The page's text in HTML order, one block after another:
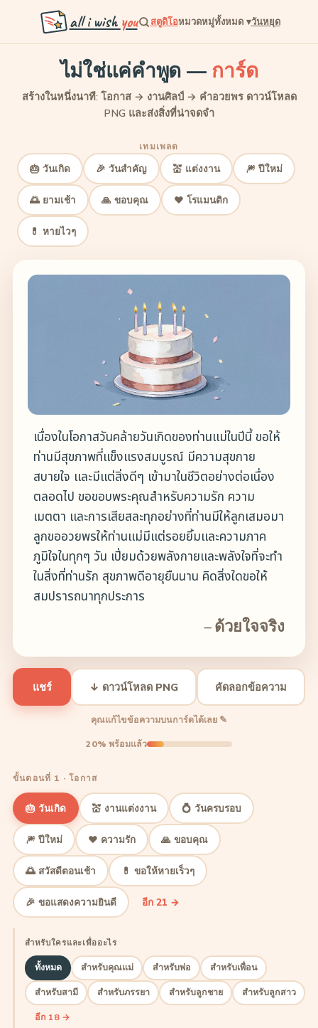
all i wish you สตูดิโอหมวดหมู่ทั้งหมด ▾วันหยุด
ไม่ใช่แค่คำพูด — การ์ด
สร้างในหนึ่งนาที: โอกาส → งานศิลป์ → คำอวยพร ดาวน์โหลด
PNG และส่งสิ่งที่น่าจดจำ
เทมเพลต
🎂 วันเกิด 🎉 วันสำคัญ 💒 แต่งงาน 🎆 ปีใหม่
🌅 ยามเช้า 🙏 ขอบคุณ ❤️ โรแมนติก
💊 หายไวๆ
ขั้นตอนที่ 3 · คำอวยพร
— ด้วยใจจริง
แชร์ ↓ ดาวน์โหลด PNG คัดลอกข้อความ
คุณแก้ไขข้อความบนการ์ดได้เลย ✎
20% พร้อมแล้ว
ขั้นตอนที่ 1 · โอกาส
🎂 วันเกิด 💒 งานแต่งงาน 💍 วันครบรอบ
🎆 ปีใหม่ ❤️ ความรัก 🙏 ขอบคุณ
🌅 สวัสดีตอนเช้า 💊 ขอให้หายเร็วๆ
🎉 ขอแสดงความยินดี อีก 21 →
สำหรับใครและเพื่ออะไร
ทั้งหมด สำหรับคุณแม่ สำหรับพ่อ สำหรับเพื่อน
สำหรับสามี สำหรับภรรยา สำหรับลูกชาย สำหรับลูกสาว
อีก 18 →